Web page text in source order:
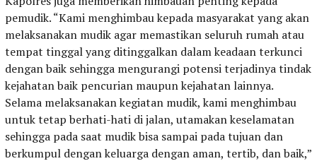
pemudik. “Kami menghimbau kepada masyarakat yang akan
melaksanakan mudik agar memastikan seluruh rumah atau
tempat tinggal yang ditinggalkan dalam keadaan terkunci
dengan baik sehingga mengurangi potensi terjadinya tindak
kejahatan baik pencurian maupun kejahatan lainnya.
Selama melaksanakan kegiatan mudik, kami menghimbau
untuk tetap berhati-hati di jalan, utamakan keselamatan
sehingga pada saat mudik bisa sampai pada tujuan dan
berkumpul dengan keluarga dengan aman, tertib, dan baik,”